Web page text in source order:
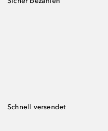
Schnell versendet